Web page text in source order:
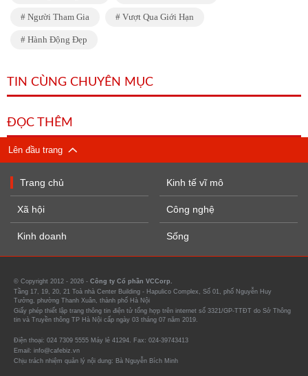
Người Tham Gia Vượt Qua Giới Hạn
Hành Động Đẹp
TIN CÙNG CHUYÊN MỤC
ĐỌC THÊM
Lên đầu trang
Trang chủ
Xã hội
Kinh doanh
Kinh tế vĩ mô
Công nghệ
Sống
© Copyright 2012 - 2026 - Công ty Cổ phần VCCorp.
Tầng 17, 19, 20, 21 Toà nhà Center Building - Hapulico Complex, Số 01, phố Nguyễn Huy
Tưởng, phường Thanh Xuân, thành phố Hà Nội
Giấy phép thiết lập trang thông tin điện tử tổng hợp trên internet số 3321/GP-TTĐT do Sở Thông
tin và Truyền thông TP Hà Nội cấp ngày 03 tháng 07 năm 2019.
Điện thoại: 024 7309 5555 Máy lẻ 41294. Fax: 024-39743413
Email: info@cafebiz.vn
Chịu trách nhiệm quản lý nội dung: Bà Nguyễn Bích Minh